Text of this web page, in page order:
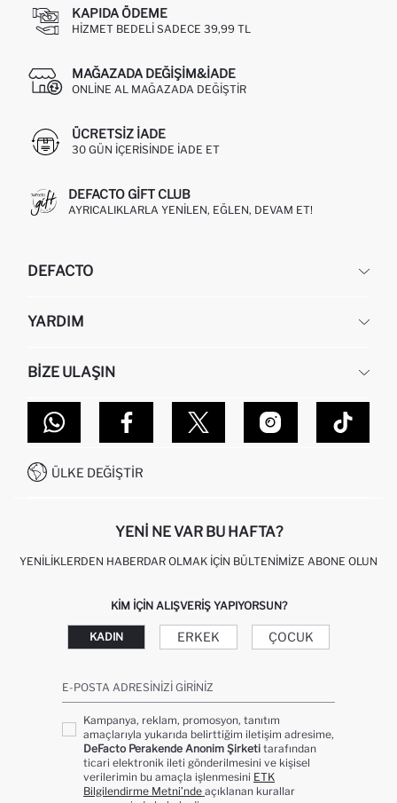
KAPIDA ÖDEME
HIZMET BEDELI SADECE 39,99 TL
MAĞAZADA DEĞIŞIM&İADE
ONLINE AL MAĞAZADA DEĞIŞTIR
ÜCRETSIZ IADE
30 GÜN IÇERISINDE IADE ET
DEFACTO GIFT CLUB
AYRICALIKLARLA YENILEN, EĞLEN, DEVAM ET!
DEFACTO
HAKKIMIZDA
KURUMSAL SATIŞ
DEFACTO TEKNOLOJI
SITEMAP
YARDIM
SIPARIŞIMI NASIL TAKIP EDERIM?
NASIL İADE EDERIM?
GIFT CLUB SIKÇA SORULAN SORULAR
İŞLEM REHBERI
KAMPANYALAR
BIZE ULAŞIN
MAĞAZALARIMIZ
İLETIŞIM FORMU
0850 333 22 86
ÜLKE DEĞIŞTIR
YENI NE VAR BU HAFTA?
YENILIKLERDEN HABERDAR OLMAK İÇIN BÜLTENIMIZE ABONE OLUN
KIM IÇIN ALIŞVERIŞ YAPIYORSUN?
KADIN ERKEK ÇOCUK
E-POSTA ADRESINIZI GIRINIZ
Kampanya, reklam, promosyon, tanıtım
amaçlarıyla yukarıda belirttiğim iletişim adresime,
DeFacto Perakende Anonim Şirketi tarafından
ticari elektronik ileti gönderilmesini ve kişisel
verilerimin bu amaçla işlenmesini ETK
Bilgilendirme Metni’nde açıklanan kurallar